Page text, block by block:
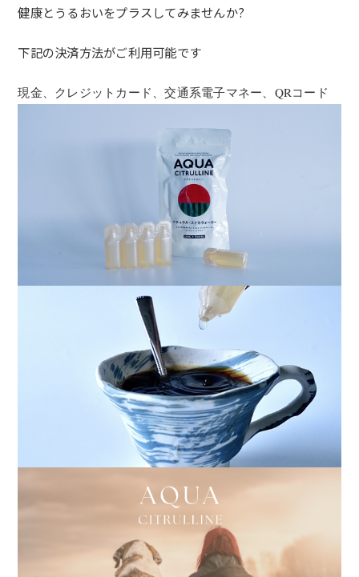
健康とうるおいをプラスしてみませんか?
下記の決済方法がご利用可能です
現金、クレジットカード、交通系電子マネー、QRコード